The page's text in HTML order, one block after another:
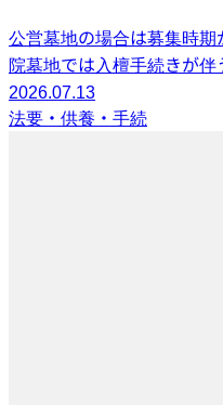
公営墓地の場合は募集時
院墓地では入檀手続きが伴
2026.07.13
法要・供養・手続